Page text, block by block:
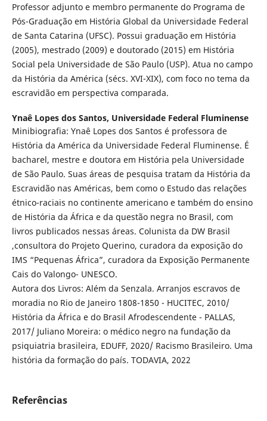
Professor adjunto e membro permanente do Programa de
Pós-Graduação em História Global da Universidade Federal
de Santa Catarina (UFSC). Possui graduação em História
(2005), mestrado (2009) e doutorado (2015) em História
Social pela Universidade de São Paulo (USP). Atua no campo
da História da América (sécs. XVI-XIX), com foco no tema da
escravidão em perspectiva comparada.
Ynaê Lopes dos Santos, Universidade Federal Fluminense
Minibiografia: Ynaê Lopes dos Santos é professora de
História da América da Universidade Federal Fluminense. É
bacharel, mestre e doutora em História pela Universidade
de São Paulo. Suas áreas de pesquisa tratam da História da
Escravidão nas Américas, bem como o Estudo das relações
étnico-raciais no continente americano e também do ensino
de História da África e da questão negra no Brasil, com
livros publicados nessas áreas. Colunista da DW Brasil
,consultora do Projeto Querino, curadora da exposição do
IMS “Pequenas África”, curadora da Exposição Permanente
Cais do Valongo- UNESCO.
Autora dos Livros: Além da Senzala. Arranjos escravos de
moradia no Rio de Janeiro 1808-1850 - HUCITEC, 2010/
História da África e do Brasil Afrodescendente - PALLAS,
2017/ Juliano Moreira: o médico negro na fundação da
psiquiatria brasileira, EDUFF, 2020/ Racismo Brasileiro. Uma
história da formação do país. TODAVIA, 2022
Referências